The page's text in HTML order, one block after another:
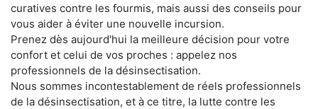
curatives contre les fourmis, mais aussi des conseils pour
vous aider à éviter une nouvelle incursion.
Prenez dès aujourd'hui la meilleure décision pour votre
confort et celui de vos proches : appelez nos
professionnels de la désinsectisation.
Nous sommes incontestablement de réels professionnels
de la désinsectisation, et à ce titre, la lutte contre les